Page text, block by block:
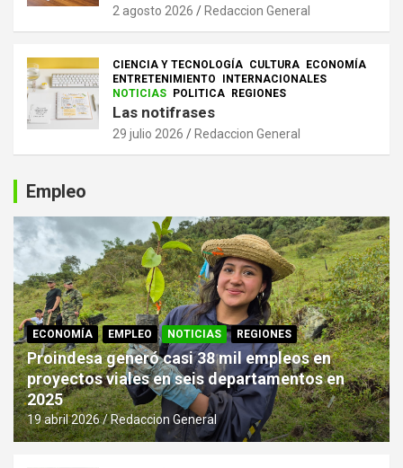
2 agosto 2026 Redaccion General
CIENCIA Y TECNOLOGÍA CULTURA
ECONOMÍA
ENTRETENIMIENTO
INTERNACIONALES
NOTICIAS
POLITICA REGIONES
Las notifrases
29 julio 2026 Redaccion General
Empleo
ECONOMÍA EMPLEO NOTICIAS REGIONES
Proindesa generó casi 38 mil empleos en
proyectos viales en seis departamentos en
2025
19 abril 2026 Redaccion General